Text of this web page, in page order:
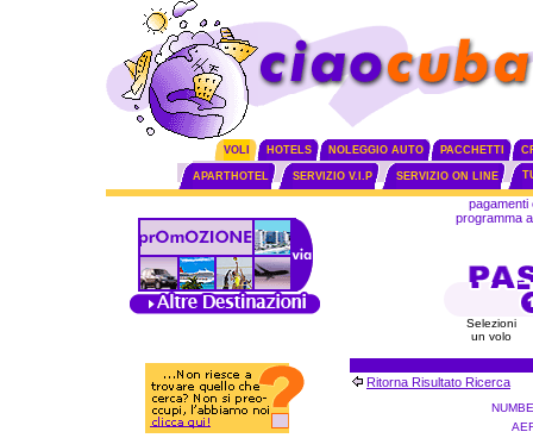
VOLI HOTELS NOLEGGIO AUTO PACCHETTI
APARTHOTEL SERVIZIO V.I.P SERVIZIO ON LINE
pagamenti
programma
Selezioni
un volo
Ritorna Risultato Ricerca